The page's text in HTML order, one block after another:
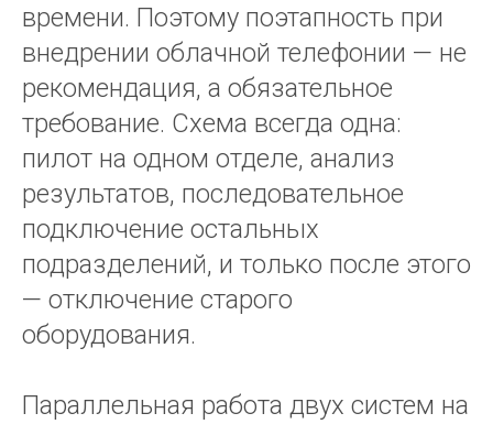
времени. Поэтому поэтапность при
внедрении облачной телефонии — не
рекомендация, а обязательное
требование. Схема всегда одна:
пилот на одном отделе, анализ
результатов, последовательное
подключение остальных
подразделений, и только после этого
— отключение старого
оборудования.
Параллельная работа двух систем на